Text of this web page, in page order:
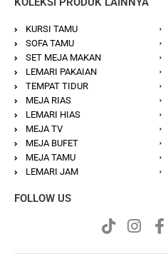
KURSI TAMU
SOFA TAMU
SET MEJA MAKAN
LEMARI PAKAIAN
TEMPAT TIDUR
MEJA RIAS
LEMARI HIAS
MEJA TV
MEJA BUFET
MEJA TAMU
LEMARI JAM
FOLLOW US